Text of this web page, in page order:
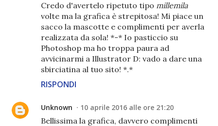
Credo d'avertelo ripetuto tipo millemila
volte ma la grafica è strepitosa! Mi piace un
sacco la mascotte e complimenti per averla
realizzata da sola! *-* Io pasticcio su
Photoshop ma ho troppa paura ad
avvicinarmi a Illustrator D: vado a dare una
sbirciatina al tuo sito! *.*
RISPONDI
Unknown 10 aprile 2016 alle ore 21:20
Bellissima la grafica, davvero complimenti